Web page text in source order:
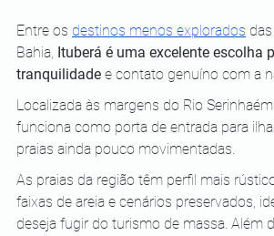
Entre os destinos menos explorados
Bahia, Ituberá é uma excelente escolha
tranquilidade e contato genuíno com a
Localizada às margens do Rio
funciona como porta de entrada para
praias ainda pouco movimentadas.
As praias da região têm perfil mais
faixas de areia e cenários preservados,
deseja fugir do turismo de massa. Além